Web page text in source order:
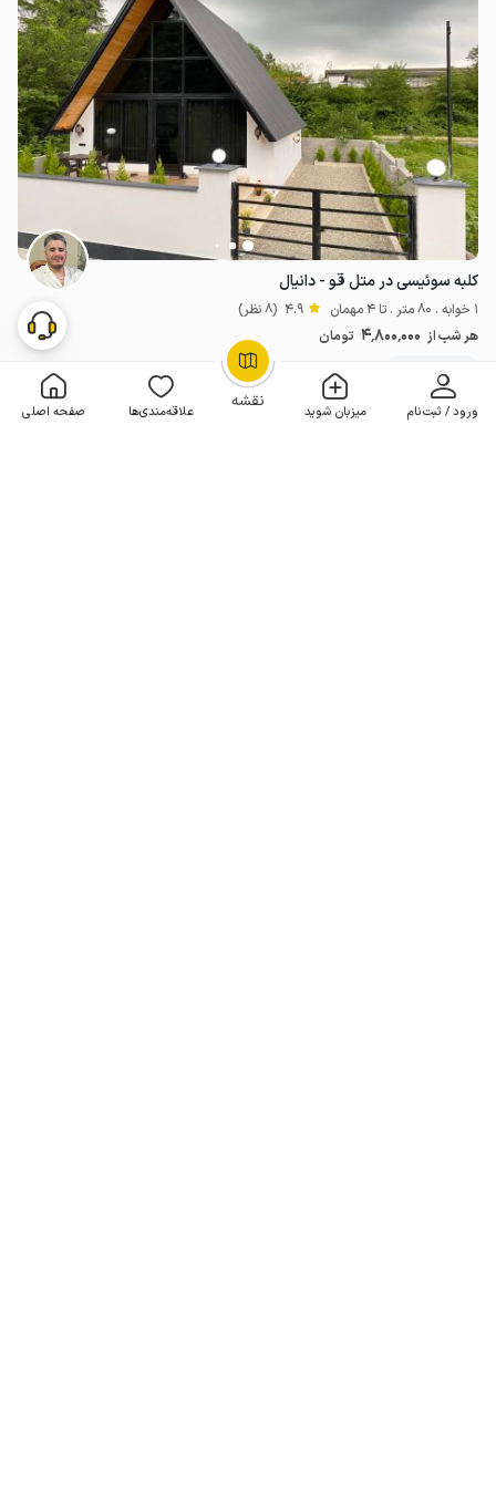
نقشه ورود / ثبت‌نام میزبان شوید علاقه‌مندی‌ها صفحه اصلی
OpenStreetMap
کلبه سوئیسی در متل قو - دانیال
1 خوابه . 80 متر . تا 4 مهمان 4.9 (8 نظر)
هر شب از 4٬800٬000 تومان